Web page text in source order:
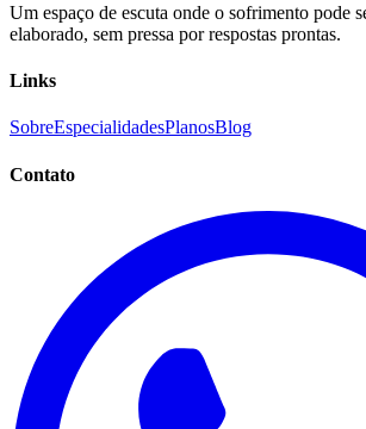
Um espaço de escuta onde o sofrimento pode
elaborado, sem pressa por respostas prontas.
Links
SobreEspecialidadesPlanosBlog
Contato